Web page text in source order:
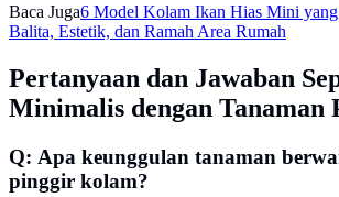
Baca Juga6 Model Kolam Ikan Hias Mini
Balita, Estetik, dan Ramah Area Rumah
Pertanyaan dan Jawaban
Minimalis dengan Tanaman
Q: Apa keunggulan tanaman
pinggir kolam?